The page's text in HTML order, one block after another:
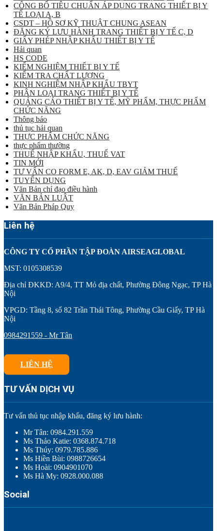
CÔNG BỐ TIÊU CHUẨN ÁP DỤNG TRANG THIẾT BỊ Y
TẾ LOẠI A, B
CSDT – HỒ SƠ KỸ THUẬT CHUNG ASEAN
ĐĂNG KÝ LƯU HÀNH TRANG THIẾT BỊ Y TẾ C, D
GIẤY PHÉP NHẬP KHẨU THIẾT BỊ Y TẾ
Hải quan
HS CODE
KIỂM NGHIỆM THIẾT BỊ Y TẾ
KIỂM TRA CHẤT LƯỢNG
KINH NGHIỆM NHẬP KHẨU TBYT
PHÂN LOẠI TRANG THIẾT BỊ Y TẾ
QUẢNG CÁO THIẾT BỊ Y TẾ, MỸ PHẨM, THỰC PHẨM
CHỨC NĂNG
Thông báo
thủ tục hải quan
THỰC PHẨM CHỨC NĂNG
thực phẩm thường
THUẾ NHẬP KHẨU, THUẾ VAT
TIN MỚI
TƯ VẤN CO FORM E, AK, D, EAV GIẢM THUẾ
TUYỂN DỤNG
Văn Bản chỉ đạo điều hành
VĂN BẢN LUẬT
Văn Bản Pháp Quy
Liên hệ
CÔNG TY CỔ PHẦN TẬP ĐOÀN AIRSEAGLOBAL
MST: 0105308539
Địa chỉ ĐKKD: A9/4, TT Mỏ địa chất, Phường Đông Ngạc, TP Hà
Nội
VPGD: Tầng 8, số 82 Trần Thái Tông, Phường Cầu Giấy, TP Hà
Nội
0984291559 - Mr Tân
LIÊN HỆ
TƯ VẤN DỊCH VỤ
Tư vấn thủ tục nhập khẩu, đăng ký lưu hành:
Mr Tân: 0984.291.559
Ms Thảo Katie: 0368.874.718
Ms Thúy: 0979.785.886
Ms Hiền Bùi: 0988726654
Ms Hoài: 0904901070
Ms Hà My: 0928.000.088
Social